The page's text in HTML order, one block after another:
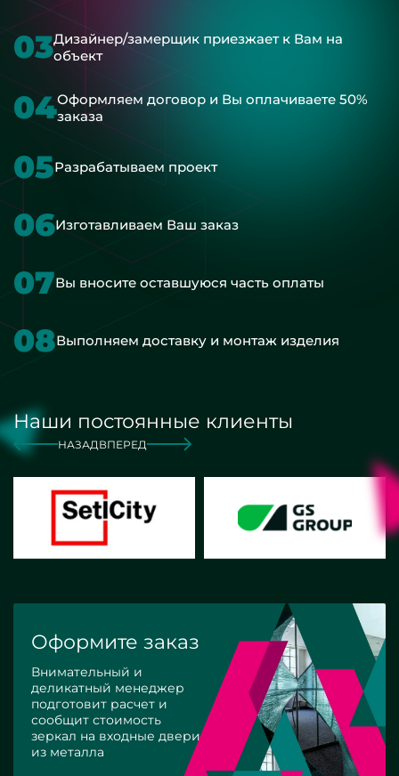
03Дизайнер/замерщик приезжает к Вам на
объект
04Оформляем договор и Вы оплачиваете 50%
заказа
05Разрабатываем проект
06Изготавливаем Ваш заказ
07Вы вносите оставшуюся часть оплаты
08Выполняем доставку и монтаж изделия
Наши постоянные клиенты
НАЗАД ВПЕРЕД
Оформите заказ
Внимательный и
деликатный менеджер
подготовит расчет и
сообщит стоимость
зеркал на входные двери
из металла